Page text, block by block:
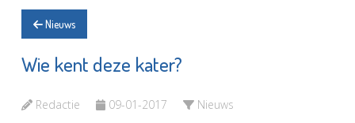
Nieuws
Wie kent deze kater?
Redactie 09-01-2017 Nieuws